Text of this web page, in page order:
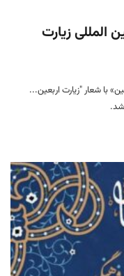
زیارت
با شعار "زیارت اربعین...